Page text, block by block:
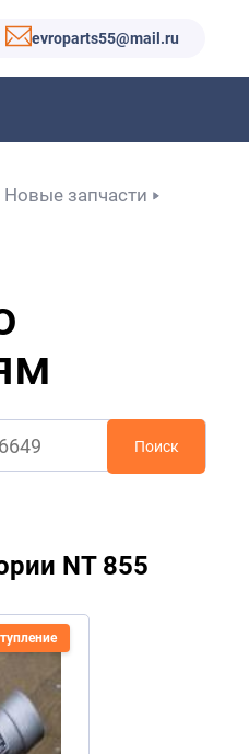
evroparts55@mail.ru
Новые запчасти
Поиск
NT 855